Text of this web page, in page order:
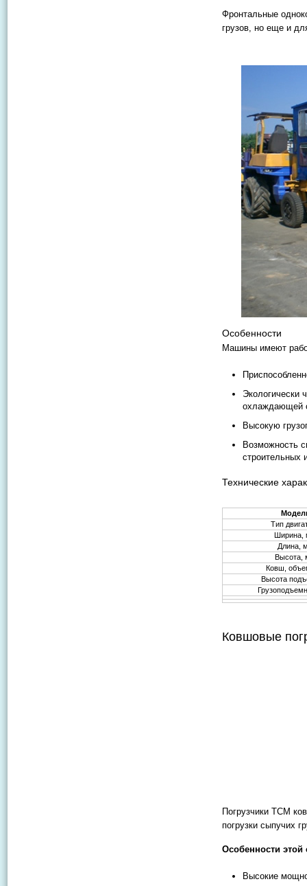
Фронтальные
грузов, но еще и
Особенности
Машины имеют
Экологически
охлаждающей
Высокую
Возможность
строительных
Технические
Тип
Ширина,
Длина,
Высота,
Ковш,
Высота
Ковшовые
Погрузчики ТСМ
погрузки сыпучих
Особенности этой
Высокие